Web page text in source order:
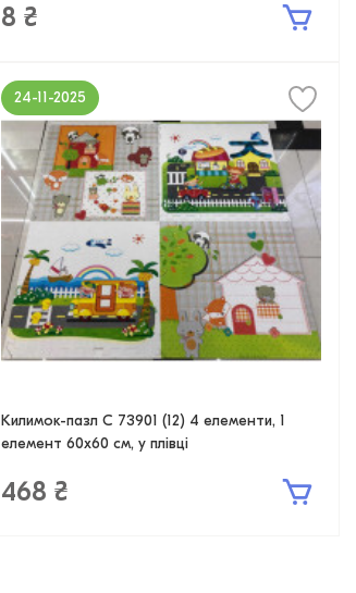
8 ₴
Килимок-пазл C 73901 (12) 4 елементи, 1
елемент 60х60 см, у плівці
468 ₴
24-11-2025